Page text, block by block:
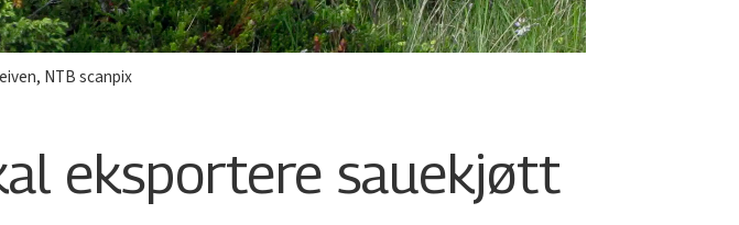
NTB scanpix
eksportere sauekjøtt